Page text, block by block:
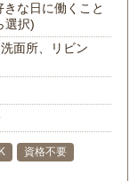
な日に働くこと
選択)
面所、リビン
資格不要